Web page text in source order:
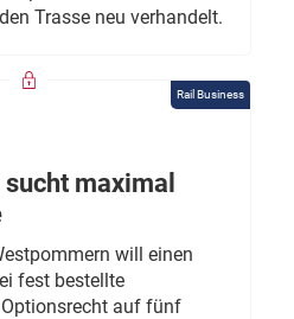
Trasse neu verhandelt.
Rail Business
maximal
will einen
fest bestellte
auf fünf